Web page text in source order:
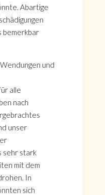
Abartige
bemerkbar
und
alle
nach
unser
sehr stark
mit dem
In
sich